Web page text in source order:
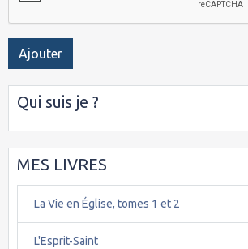
Ajouter
Qui suis je ?
MES LIVRES
La Vie en Église, tomes 1 et 2
L'Esprit-Saint